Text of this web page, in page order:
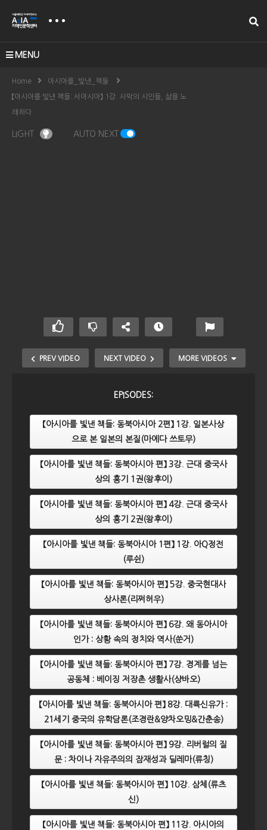
MENU
Home 아시아를_빛낸_책들
【아시아를 빛낸 책들: 서아시아】 1강. 사막의 시인들, 삶을 노
래하다
LIGHT AUTO NEXT
PREV VIDEO NEXT VIDEO MORE VIDEOS
【아시아를 빛낸 책들: 서아시아】 1강. 사막의 시인들, 삶
EPISODES:
【아시아를 빛낸 책들: 동북아시아 2편】 1강. 일본사상
으로 본 일본의 본질(마에다 쓰토무)
【아시아를 빛낸 책들: 동북아시아 편】 3강. 근대 중국사
상의 흥기 1권(왕후이)
【아시아를 빛낸 책들: 동북아시아 편】 4강. 근대 중국사
상의 흥기 2권(왕후이)
【아시아를 빛낸 책들: 동북아시아 1편】 1강. 아Q정전
(루쉰)
【아시아를 빛낸 책들: 동북아시아 편】 5강. 중국현대사
상사론(리쩌허우)
【아시아를 빛낸 책들: 동북아시아 편】 6강. 왜 동아시아
인가 : 상황 속의 정치와 역사(쑨거)
【아시아를 빛낸 책들: 동북아시아 편】 7강. 경계를 넘는
공동체 : 베이징 저장촌 생활사(샹바오)
【아시아를 빛낸 책들: 동북아시아 편】 8강. 대륙신유가 :
21세기 중국의 유학담론(조경란&양차오밍&간춘송)
【아시아를 빛낸 책들: 동북아시아 편】 9강. 리버럴의 질
문 : 차이나 자유주의의 잠재성과 딜레마(류칭)
【아시아를 빛낸 책들: 동북아시아 편】 10강. 삼체(류츠
신)
【아시아를 빛낸 책들: 동북아시아 편】 11강. 아시아의